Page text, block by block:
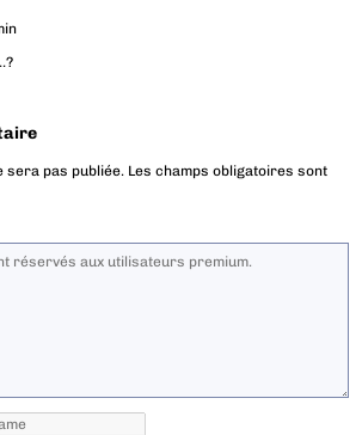
sera pas publiée. Les champs obligatoires sont